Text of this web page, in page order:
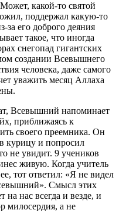
какой-то святой
поддержал какую-то
за его доброго деяния
такое, что иногда
снегопад гигантских
создании Всевышнего
человека, даже самого
уважить месяц Аллаха
Всевышний напоминает
приближаясь к
своего преемника. Он
курицу и попросил
не увидит. 9 учеников
живую. Когда учитель
тот ответил: «Я не видел
Смысл этих
нас всегда и везде, и
милосердия, а не